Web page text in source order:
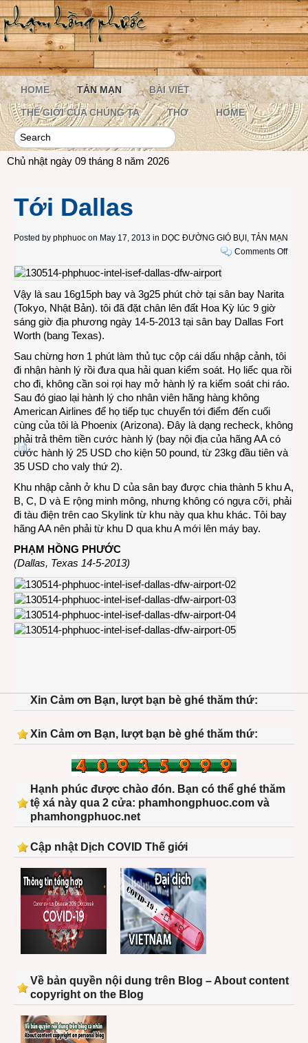
HOME TẢN MẠN BÀI VIẾT
THẾ GIỚI CỦA CHÚNG TA THƠ HOME
Chủ nhật ngày 09 tháng 8 năm 2026
Tới Dallas
Posted by phphuoc on May 17, 2013 in DỌC ĐƯỜNG GIÓ BỤI , TẢN MẠN
Comments Offon
Vậy là sau 16g15ph bay và 3g25 phút chờ tại sân bay Narita
(Tokyo, Nhật Bản). tôi đã đặt chân lên đất Hoa Kỳ lúc 9 giờ
sáng giờ địa phương ngày 14-5-2013 tại sân bay Dallas Fort
Worth (bang Texas).
Sau chừng hơn 1 phút làm thủ tục cộp cái dấu nhập cảnh, tôi
đi nhận hành lý rồi đưa qua hải quan kiểm soát. Họ liếc qua rồi
cho đi, không cần soi rọi hay mở hành lý ra kiểm soát chi ráo.
Sau đó giao lại hành lý cho nhân viên hãng hàng không
American Airlines để họ tiếp tục chuyển tới điểm đến cuối
cùng của tôi là Phoenix (Arizona). Đây là dạng recheck, không
phải trả thêm tiền cước hành lý (bay nội địa của hãng AA có
cước hành lý 25 USD cho kiện 50 pound, từ 23kg đầu tiên và
35 USD cho valy thứ 2).
Khu nhập cảnh ở khu D của sân bay được chia thành 5 khu A,
B, C, D và E rộng minh mông, nhưng không có ngựa cỡi, phải
đi tàu điện trên cao Skylink từ khu này qua khu khác. Tôi bay
hãng AA nên phải từ khu D qua khu A mới lên máy bay.
PHẠM HỒNG PHƯỚC
(Dallas, Texas 14-5-2013)
Xin Cảm ơn Bạn, lượt bạn bè ghé thăm thứ:
Xin Cảm ơn Bạn, lượt bạn bè ghé thăm thứ:
Hạnh phúc được chào đón. Bạn có thể ghé thăm
tệ xá này qua 2 cửa: phamhongphuoc.com và
phamhongphuoc.net
Cập nhật Dịch COVID Thế giới
Về bản quyền nội dung trên Blog – About content
copyright on the Blog